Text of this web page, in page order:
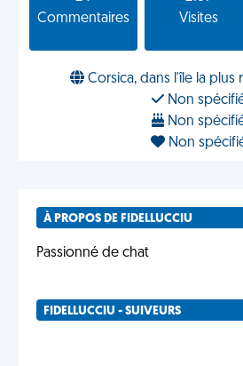
Commentaires
Visites
Corsica, dans l'île la plus
Non
Non
Non
À PROPOS DE FIDELLUCCIU
Passionné de chat
FIDELLUCCIU - SUIVEURS